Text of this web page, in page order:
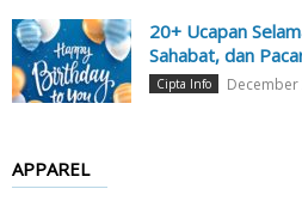
20+ Ucapan
Sahabat, dan
Cipta Info December
APPAREL